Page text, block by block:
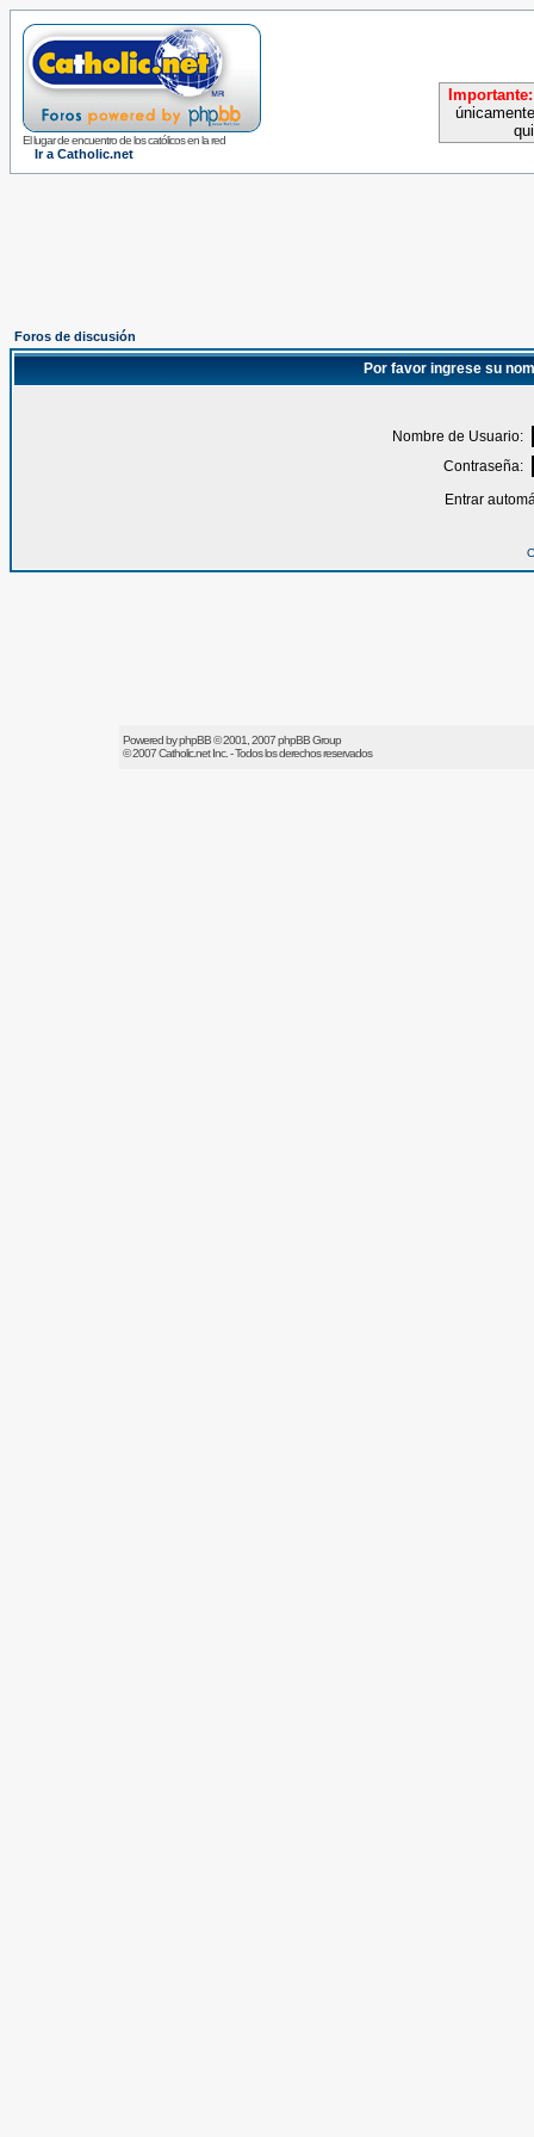
El lugar de encuentro de los católicos en la red
Ir a Catholic.net
Importante:
Foros de discusión
Por favor ingrese su
Nombre de Usuario:
Contraseña:
Entrar
Powered byphpBB© 2001, 2007 phpBB Group
© 2007Catholic.netInc. - Todos los derechos reservados